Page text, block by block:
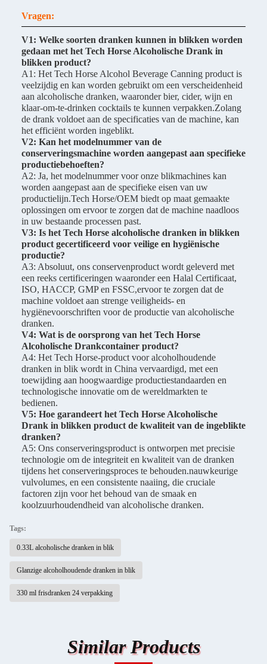
Vragen:
V1: Welke soorten dranken kunnen in blikken worden
gedaan met het Tech Horse Alcoholische Drank in
blikken product?
A1: Het Tech Horse Alcohol Beverage Canning product is
veelzijdig en kan worden gebruikt om een verscheidenheid
aan alcoholische dranken, waaronder bier, cider, wijn en
klaar-om-te-drinken cocktails te kunnen verpakken.Zolang
de drank voldoet aan de specificaties van de machine, kan
het efficiënt worden ingeblikt.
V2: Kan het modelnummer van de
conserveringsmachine worden aangepast aan specifieke
productiebehoeften?
A2: Ja, het modelnummer voor onze blikmachines kan
worden aangepast aan de specifieke eisen van uw
productielijn.Tech Horse/OEM biedt op maat gemaakte
oplossingen om ervoor te zorgen dat de machine naadloos
in uw bestaande processen past.
V3: Is het Tech Horse alcoholische dranken in blikken
product gecertificeerd voor veilige en hygiënische
productie?
A3: Absoluut, ons conservenproduct wordt geleverd met
een reeks certificeringen waaronder een Halal Certificaat,
ISO, HACCP, GMP en FSSC,ervoor te zorgen dat de
machine voldoet aan strenge veiligheids- en
hygiënevoorschriften voor de productie van alcoholische
dranken.
V4: Wat is de oorsprong van het Tech Horse
Alcoholische Drankcontainer product?
A4: Het Tech Horse-product voor alcoholhoudende
dranken in blik wordt in China vervaardigd, met een
toewijding aan hoogwaardige productiestandaarden en
technologische innovatie om de wereldmarkten te
bedienen.
V5: Hoe garandeert het Tech Horse Alcoholische
Drank in blikken product de kwaliteit van de ingeblikte
dranken?
A5: Ons conserveringsproduct is ontworpen met precisie
technologie om de integriteit en kwaliteit van de dranken
tijdens het conserveringsproces te behouden.nauwkeurige
vulvolumes, en een consistente naaiing, die cruciale
factoren zijn voor het behoud van de smaak en
koolzuurhoudendheid van alcoholische dranken.
Tags:
0.33L alcoholische dranken in blik
Glanzige alcoholhoudende dranken in blik
330 ml frisdranken 24 verpakking
Similar Products